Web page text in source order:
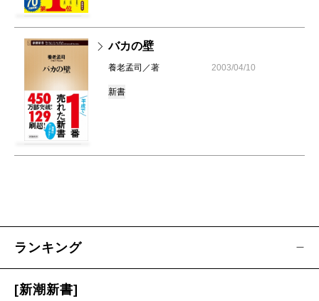
バカの壁
養老孟司／著 2003/04/10
新書
ランキング
[新潮新書]